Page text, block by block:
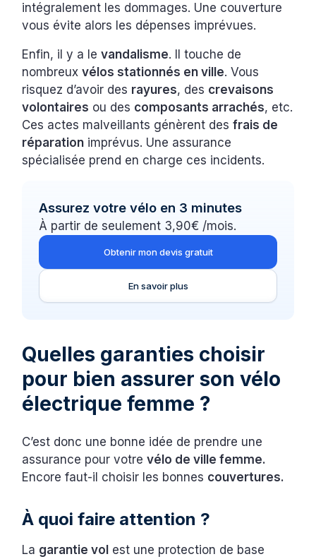
intégralement les dommages. Une couverture
vous évite alors les dépenses imprévues.
Enfin, il y a levandalisme. Il touche de
nombreuxvélos stationnés en ville. Vous
risquez d’avoir des rayures, des crevaisons
volontaires ou des composants arrachés, etc.
Ces actes malveillants génèrent desfrais de
réparation imprévus. Une assurance
spécialisée prend en charge ces incidents.
Assurez votre vélo en 3 minutes
À partir de seulement 3,90€ /mois.
Obtenir mon devis gratuit
En savoir plus
Quelles garanties choisir
pour bien assurer son vélo
électrique femme ?
C’est donc une bonne idée de prendre une
assurance pour votrevélo de ville femme.
Encore faut-il choisir les bonnes couvertures.
À quoi faire attention ?
La garantie vol est une protection de base